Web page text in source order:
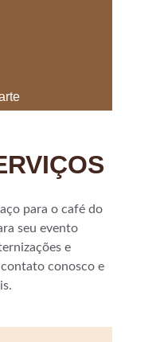
para o café do
seu evento
e
conosco e